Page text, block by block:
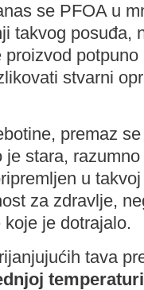
se PFOA u
takvog posuđa,
proizvod
stvarni
premaz
stara,
u
za zdravlje,
je dotrajalo.
tava
temperaturi